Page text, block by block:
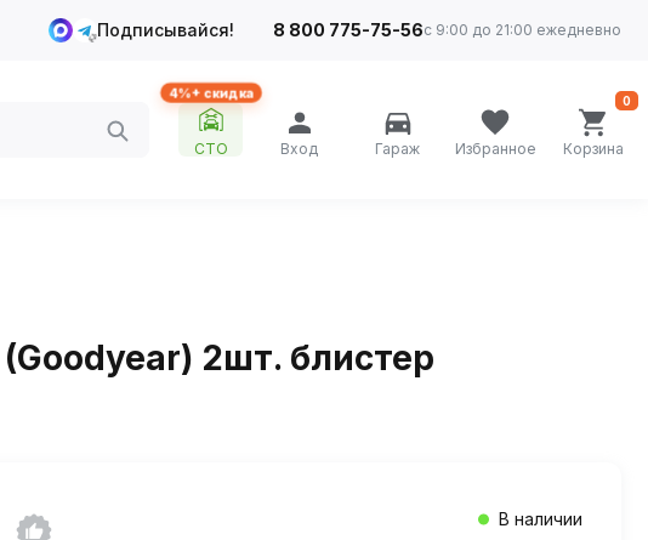
Подписывайся! 8 800 775-75-56с 9:00 до 21:00 ежедневно
4%+ скидка
СТО Вход Гараж Избранное Корзина
0
2шт. блистер
В наличии